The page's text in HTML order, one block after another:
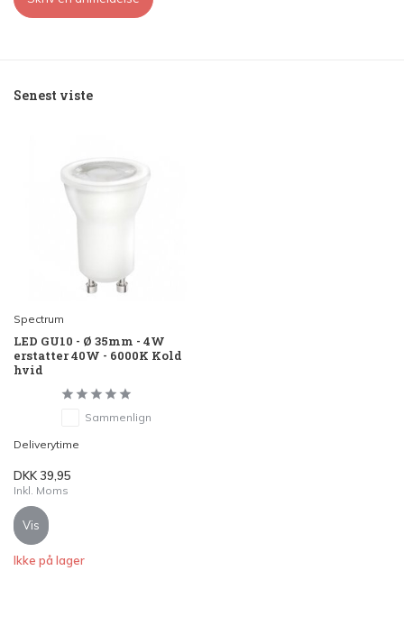
Senest viste
Spectrum
LED GU10 - Ø 35mm - 4W
erstatter 40W - 6000K Kold
hvid
Sammenlign
Deliverytime
DKK 39,95
Inkl. Moms
Vis
Ikke på lager